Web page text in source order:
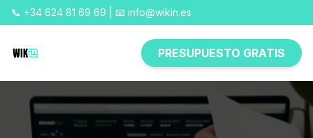
📞 +34 624 81 69 69 | 📧 info@wikin.es
PRESUPUESTO GRATIS